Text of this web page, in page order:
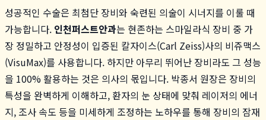
성공적인 수술은 최첨단 장비와 숙련된 의술이 시너지를 이룰 때
가능합니다. 인천퍼스트안과는 현존하는 스마일라식 장비 중 가
장 정밀하고 안정성이 입증된 칼자이스(Carl Zeiss)사의 비쥬맥스
(VisuMax)를 사용합니다. 하지만 아무리 뛰어난 장비라도 그 성능
을 100% 활용하는 것은 의사의 몫입니다. 박종서 원장은 장비의
특성을 완벽하게 이해하고, 환자의 눈 상태에 맞춰 레이저의 에너
지, 조사 속도 등을 미세하게 조정하는 노하우를 통해 장비의 잠재